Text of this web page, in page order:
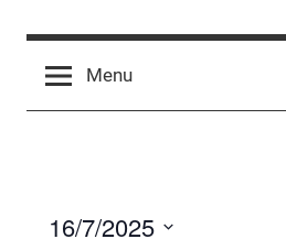
Cercle
celtique
Menu
16/7/2025